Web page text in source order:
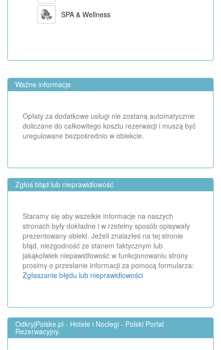
SPA & Wellness
Ważne informacje
Opłaty za dodatkowe usługi nie zostaną automatycznie
doliczane do całkowitego kosztu rezerwacji i muszą być
uregulowane bezpośrednio w obiekcie.
Zgłoś błąd lub nieprawidlowość
Staramy się aby wszelkie informacje na naszych
stronach były dokładne i w rzetelny sposób opisywały
prezentowany obiekt. Jeżeli znalazłeś na tej stronie
błąd, niezgodność ze stanem faktycznym lub
jakąkolwiek niepawidłowość w funkcjonowaniu strony
prosimy o przesłanie informacji za pomocą formularza:
Zgłaszanie błędu lub nieprawidlowości
OdkryjPolske.pl - Hotele i Noclegi - Polski Portal
Rezerwacyjny.